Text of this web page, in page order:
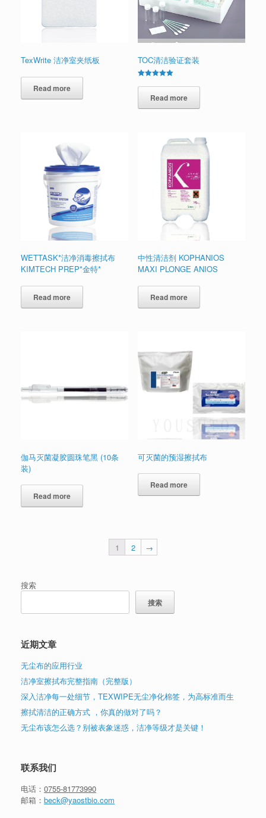
TexWrite 洁净室夹纸板
Read more
TOC清洁验证套装
5.00
out of 5Read more
WETTASK*洁净消毒擦拭布
KIMTECH PREP*金特*
Read more
中性清洁剂 KOPHANIOS
MAXI PLONGE ANIOS
Read more
伽马灭菌凝胶圆珠笔黑 (10条
装)
Read more
可灭菌的预湿擦拭布
Read more
1 2 →
搜索
搜索
近期文章
无尘布的应用行业
洁净室擦拭布完整指南（完整版）
深入洁净每一处细节，TEXWIPE无尘净化棉签，为高标准而生
擦拭清洁的正确方式 ，你真的做对了吗？
无尘布该怎么选？别被表象迷惑，洁净等级才是关键！
联系我们
电话： 0755-81773990
邮箱： beck@yaostbio.com